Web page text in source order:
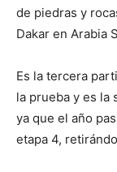
de piedras y
Dakar en Arabia
Es la tercera
la prueba y es la
ya que el año
etapa 4,